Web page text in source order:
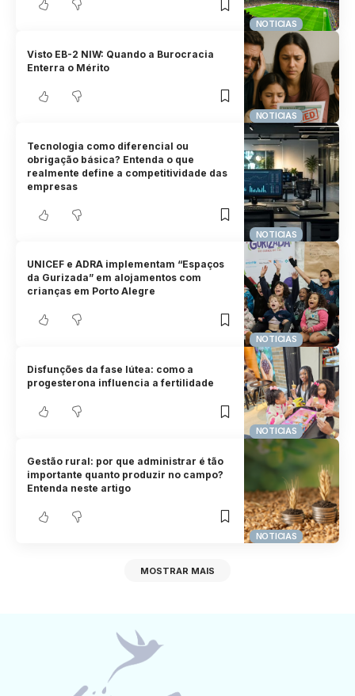
NOTICIAS
NOTICIAS
Visto EB-2 NIW: Quando a Burocracia
Enterra o Mérito
NOTICIAS
Tecnologia como diferencial ou
obrigação básica? Entenda o que
realmente define a competitividade das
empresas
NOTICIAS
UNICEF e ADRA implementam “Espaços
da Gurizada” em alojamentos com
crianças em Porto Alegre
NOTICIAS
Disfunções da fase lútea: como a
progesterona influencia a fertilidade
NOTICIAS
Gestão rural: por que administrar é tão
importante quanto produzir no campo?
Entenda neste artigo
MOSTRAR MAIS